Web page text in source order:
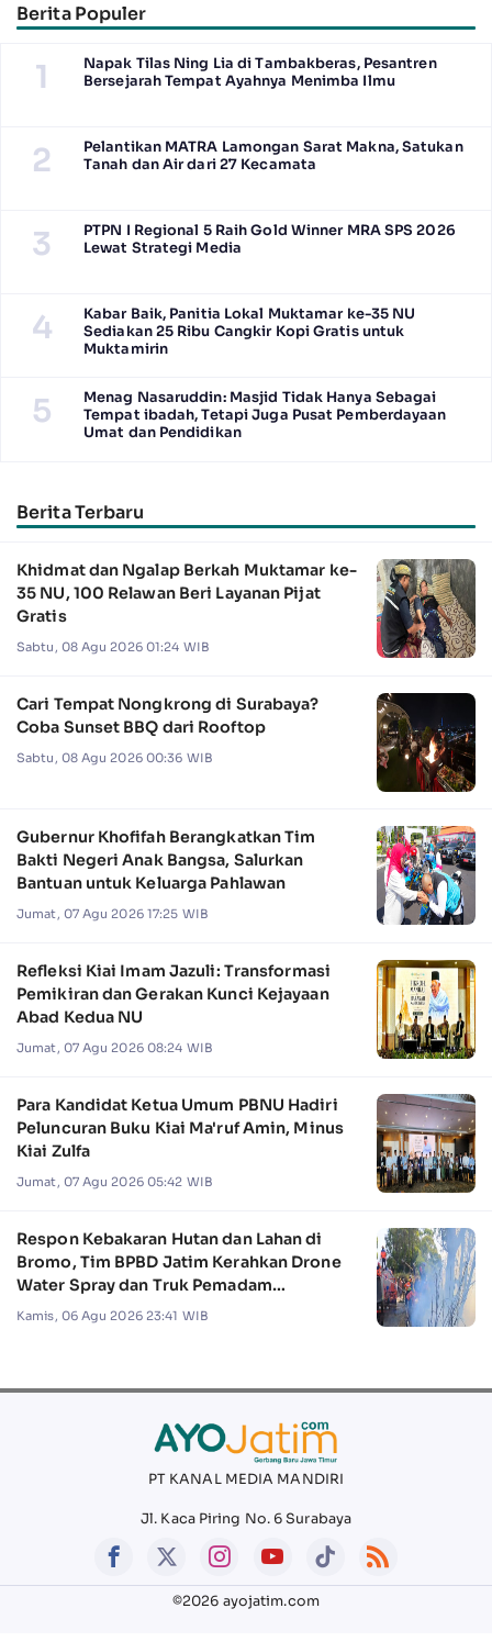
Berita Populer
1
Napak Tilas Ning Lia di Tambakberas, Pesantren
Bersejarah Tempat Ayahnya Menimba Ilmu
2
Pelantikan MATRA Lamongan Sarat Makna, Satukan
Tanah dan Air dari 27 Kecamata
3
PTPN I Regional 5 Raih Gold Winner MRA SPS 2026
Lewat Strategi Media
4
Kabar Baik, Panitia Lokal Muktamar ke-35 NU
Sediakan 25 Ribu Cangkir Kopi Gratis untuk
Muktamirin
5
Menag Nasaruddin: Masjid Tidak Hanya Sebagai
Tempat ibadah, Tetapi Juga Pusat Pemberdayaan
Umat dan Pendidikan
Berita Terbaru
Khidmat dan Ngalap Berkah Muktamar ke-
35 NU, 100 Relawan Beri Layanan Pijat
Gratis
Sabtu, 08 Agu 2026 01:24 WIB
Cari Tempat Nongkrong di Surabaya?
Coba Sunset BBQ dari Rooftop
Sabtu, 08 Agu 2026 00:36 WIB
Gubernur Khofifah Berangkatkan Tim
Bakti Negeri Anak Bangsa, Salurkan
Bantuan untuk Keluarga Pahlawan
Jumat, 07 Agu 2026 17:25 WIB
Refleksi Kiai Imam Jazuli: Transformasi
Pemikiran dan Gerakan Kunci Kejayaan
Abad Kedua NU
Jumat, 07 Agu 2026 08:24 WIB
Para Kandidat Ketua Umum PBNU Hadiri
Peluncuran Buku Kiai Ma'ruf Amin, Minus
Kiai Zulfa
Jumat, 07 Agu 2026 05:42 WIB
Respon Kebakaran Hutan dan Lahan di
Bromo, Tim BPBD Jatim Kerahkan Drone
Water Spray dan Truk Pemadam
Kebakaran
Kamis, 06 Agu 2026 23:41 WIB
PT KANAL MEDIA MANDIRI
Jl. Kaca Piring No. 6 Surabaya
©2026 ayojatim.com